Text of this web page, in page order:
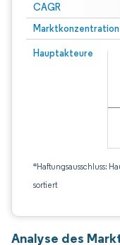
CAGR
Marktkonzentration
Hauptakteure
*Haftungsausschluss:
sortiert
Analyse des